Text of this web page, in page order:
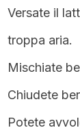
Versate il
troppa aria.
Mischiate
Chiudete
Potete